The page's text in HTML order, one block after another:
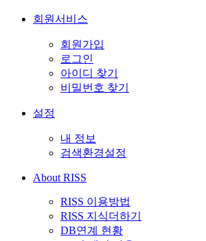
회원서비스
회원가입
로그인
아이디 찾기
비밀번호 찾기
설정
내 정보
검색환경설정
About RISS
RISS 이용방법
RISS 지식더하기
DB연계 현황